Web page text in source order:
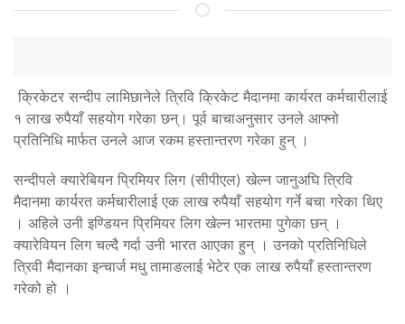
क्रिकेटर सन्दीप लामिछानेले त्रिवि क्रिकेट मैदानमा कार्यरत कर्मचारीलाई
१ लाख रुपैयाँ सहयोग गरेका छन्। पूर्व बाचाअनुसार उनले आफ्नो
प्रतिनिधि मार्फत उनले आज रकम हस्तान्तरण गरेका हुन् ।
सन्दीपले क्यारेबियन प्रिमियर लिग (सीपीएल) खेल्न जानुअघि त्रिवि
मैदानमा कार्यरत कर्मचारीलाई एक लाख रुपैयाँ सहयोग गर्ने बचा गरेका थिए
। अहिले उनी इण्डियन प्रिमियर लिग खेल्न भारतमा पुगेका छन् ।
क्यारेवियन लिग चल्दै गर्दा उनी भारत आएका हुन् । उनको प्रतिनिधिले
त्रिवी मैदानका इन्चार्ज मधु तामाङलाई भेटेर एक लाख रुपैयाँ हस्तान्तरण
गरेको हो ।